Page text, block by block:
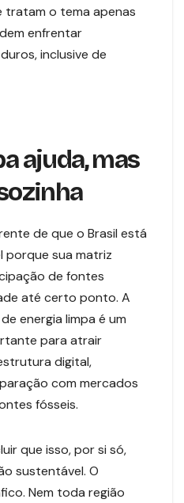
tratam o tema apenas
enfrentar
inclusive de
ajuda, mas
de que o Brasil está
porque sua matriz
de fontes
até certo ponto. A
energia limpa é um
para atrair
digital,
com mercados
fósseis.
que isso, por si só,
sustentável. O
Nem toda região